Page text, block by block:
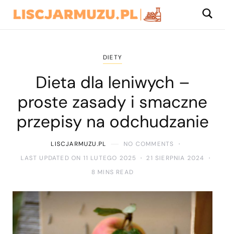
DIETY
Dieta dla leniwych –
proste zasady i smaczne
przepisy na odchudzanie
LISCJARMUZU.PL
NO COMMENTS
LAST UPDATED ON 11 LUTEGO 2025
21 SIERPNIA 2024
8 MINS READ